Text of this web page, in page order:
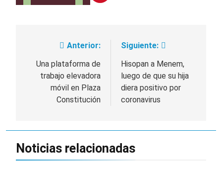
de las lluvias
Navegación
de
entradas
Anterior:
Una plataforma de
trabajo elevadora
móvil en Plaza
Constitución
Siguiente:
Hisopan a Menem,
luego de que su hija
diera positivo por
coronavirus
Noticias relacionadas